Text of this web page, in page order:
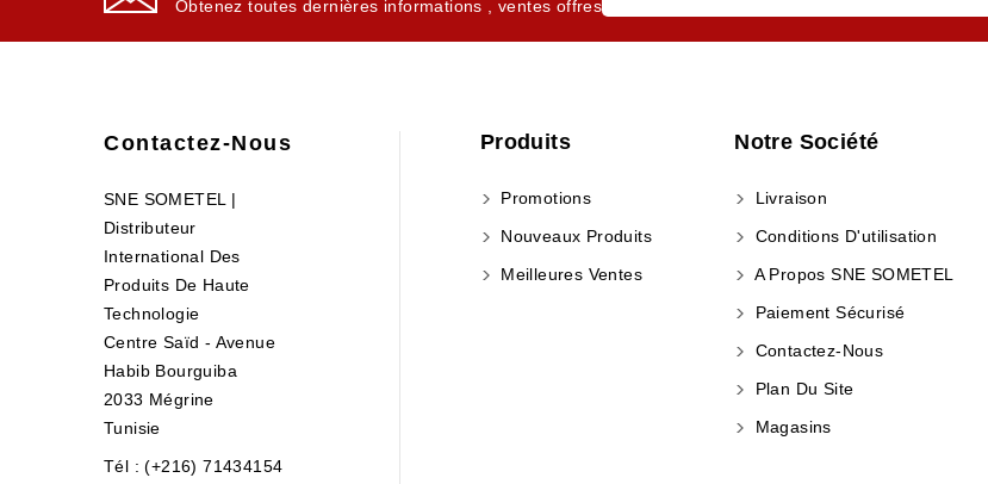
Obtenez toutes dernières informations , ventes offres
Contactez-Nous
SNE SOMETEL |
Distributeur
International Des
Produits De Haute
Technologie
Centre Saïd - Avenue
Habib Bourguiba
2033 Mégrine
Tunisie
Tél : (+216) 71434154
Produits
Promotions
Nouveaux Produits
Meilleures Ventes
Notre Société
Livraison
Conditions D'utilisation
A Propos SNE SOMETEL
Paiement Sécurisé
Contactez-Nous
Plan Du Site
Magasins